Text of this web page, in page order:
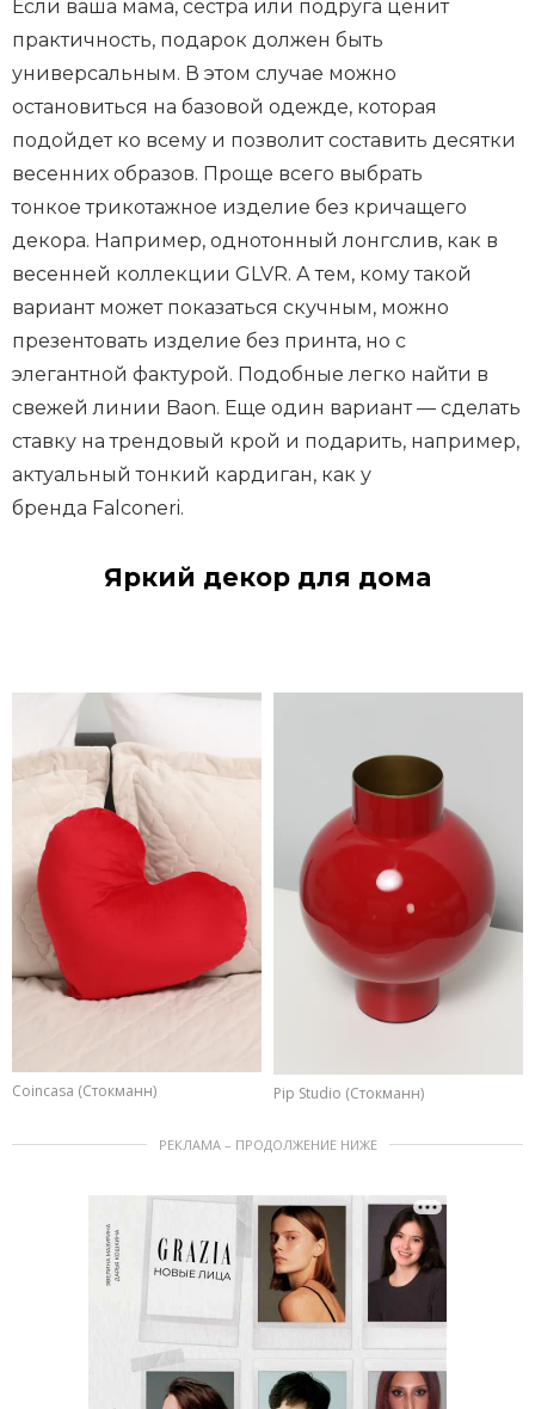
Если ваша мама, сестра или подруга ценит
практичность, подарок должен быть
универсальным. В этом случае можно
остановиться на базовой одежде, которая
подойдет ко всему и позволит составить десятки
весенних образов. Проще всего выбрать
тонкое трикотажное изделие без кричащего
декора. Например, однотонный лонгслив, как в
весенней коллекции GLVR. А тем, кому такой
вариант может показаться скучным, можно
презентовать изделие без принта, но с
элегантной фактурой. Подобные легко найти в
свежей линии Baon. Еще один вариант — сделать
ставку на трендовый крой и подарить, например,
актуальный тонкий кардиган, как у
бренда Falconeri.
Яркий декор для дома
Coincasa (Стокманн) Pip Studio (Стокманн)
РЕКЛАМА – ПРОДОЛЖЕНИЕ НИЖЕ